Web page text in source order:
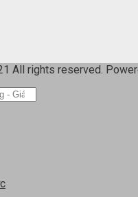
All rights reserved.